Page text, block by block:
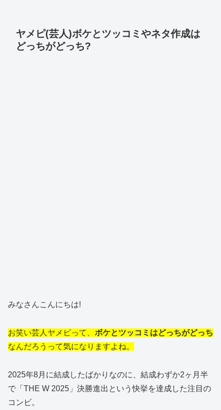
ヤメピ(芸人)ボケとツッコミやネタ作成は
どっちがどっち?
みなさんこんにちは!
お笑い芸人ヤメピって、 ボケとツッコミはどっちがどっち
なんだろうって気になりますよね。
2025年8月に結成したばかりなのに、結成わずか2ヶ月半
で「THE W 2025」決勝進出という快挙を達成した注目の
コンビ。